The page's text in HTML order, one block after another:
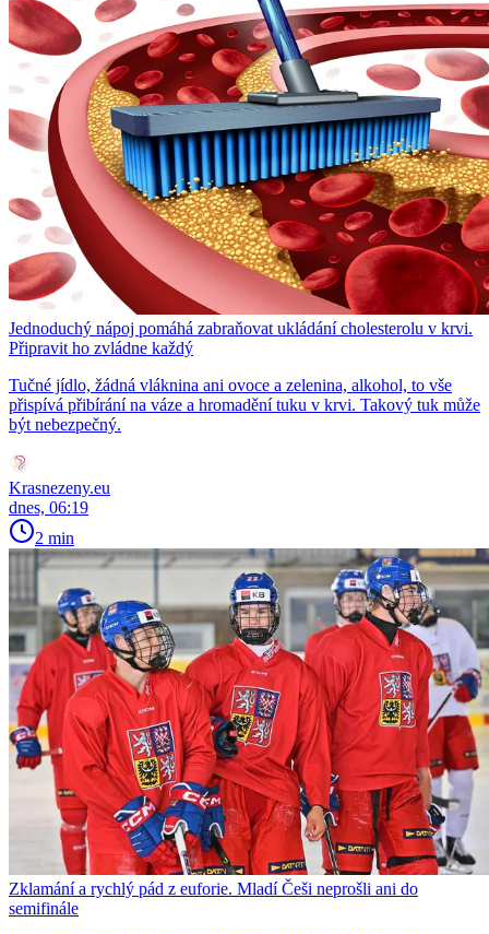
Jednoduchý nápoj pomáhá zabraňovat ukládání cholesterolu v krvi.
Připravit ho zvládne každý
Tučné jídlo, žádná vláknina ani ovoce a zelenina, alkohol, to vše
přispívá přibírání na váze a hromadění tuku v krvi. Takový tuk může
být nebezpečný.
Krasnezeny.eu
dnes, 06:19
2 min
Zklamání a rychlý pád z euforie. Mladí Češi neprošli ani do
semifinále